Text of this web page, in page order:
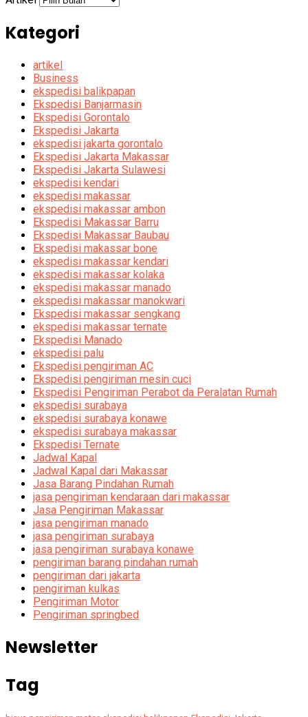
Kategori
artikel
Business
ekspedisi balikpapan
Ekspedisi Banjarmasin
Ekspedisi Gorontalo
Ekspedisi Jakarta
ekspedisi jakarta gorontalo
Ekspedisi Jakarta Makassar
Ekspedisi Jakarta Sulawesi
ekspedisi kendari
ekspedisi makassar
ekspedisi makassar ambon
Ekspedisi Makassar Barru
Ekspedisi Makassar Baubau
Ekspedisi makassar bone
ekspedisi makassar kendari
ekspedisi makassar kolaka
ekspedisi makassar manado
ekspedisi makassar manokwari
Ekspedisi makassar sengkang
ekspedisi makassar ternate
Ekspedisi Manado
ekspedisi palu
Ekspedisi pengiriman AC
Ekspedisi pengiriman mesin cuci
Ekspedisi Pengiriman Perabot da Peralatan Rumah
ekspedisi surabaya
ekspedisi surabaya konawe
ekspedisi surabaya makassar
Ekspedisi Ternate
Jadwal Kapal
Jadwal Kapal dari Makassar
Jasa Barang Pindahan Rumah
jasa pengiriman kendaraan dari makassar
Jasa Pengiriman Makassar
jasa pengiriman manado
jasa pengiriman surabaya
jasa pengiriman surabaya konawe
pengiriman barang pindahan rumah
pengiriman dari jakarta
pengiriman kulkas
Pengiriman Motor
Pengiriman springbed
Newsletter
Tag